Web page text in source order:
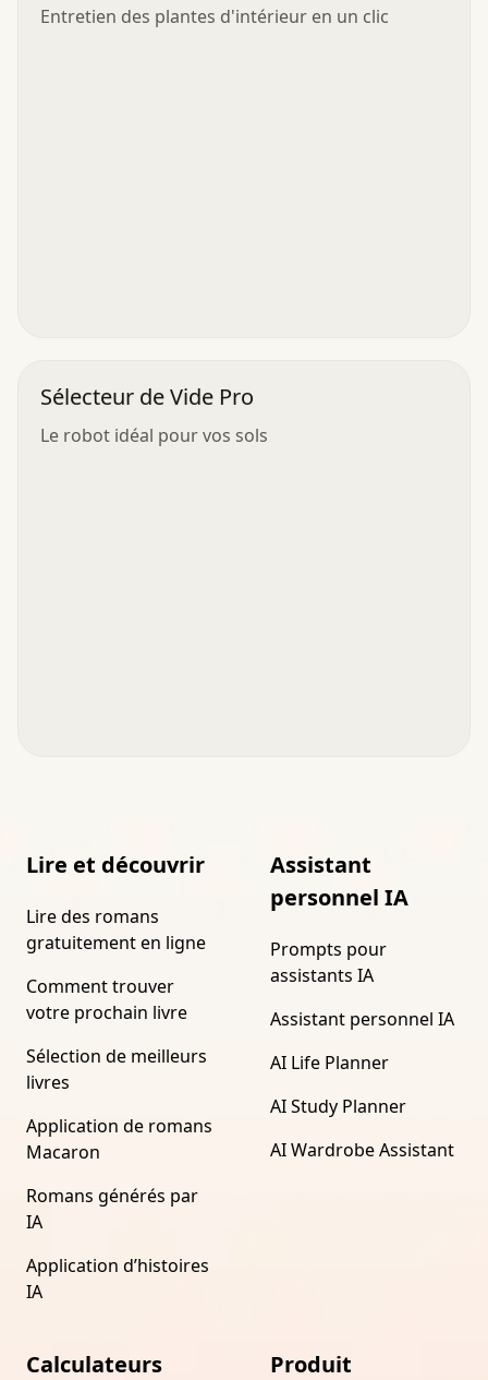
Entretien des plantes d'intérieur en un clic
Sélecteur de Vide Pro
Le robot idéal pour vos sols
Lire et découvrir
Lire des romans
gratuitement en ligne
Comment trouver
votre prochain livre
Sélection de meilleurs
livres
Application de romans
Macaron
Romans générés par
IA
Application d’histoires
IA
Assistant
personnel IA
Prompts pour
assistants IA
Assistant personnel IA
AI Life Planner
AI Study Planner
AI Wardrobe Assistant
Calculateurs
Produit